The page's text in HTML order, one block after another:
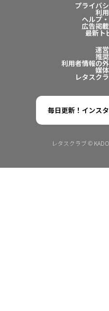
プライバ
利
ヘルプ
広告掲
最新ト
運
推
利用者情報の
媒
レタスク
毎日更新！インス
レタスクラブ ©